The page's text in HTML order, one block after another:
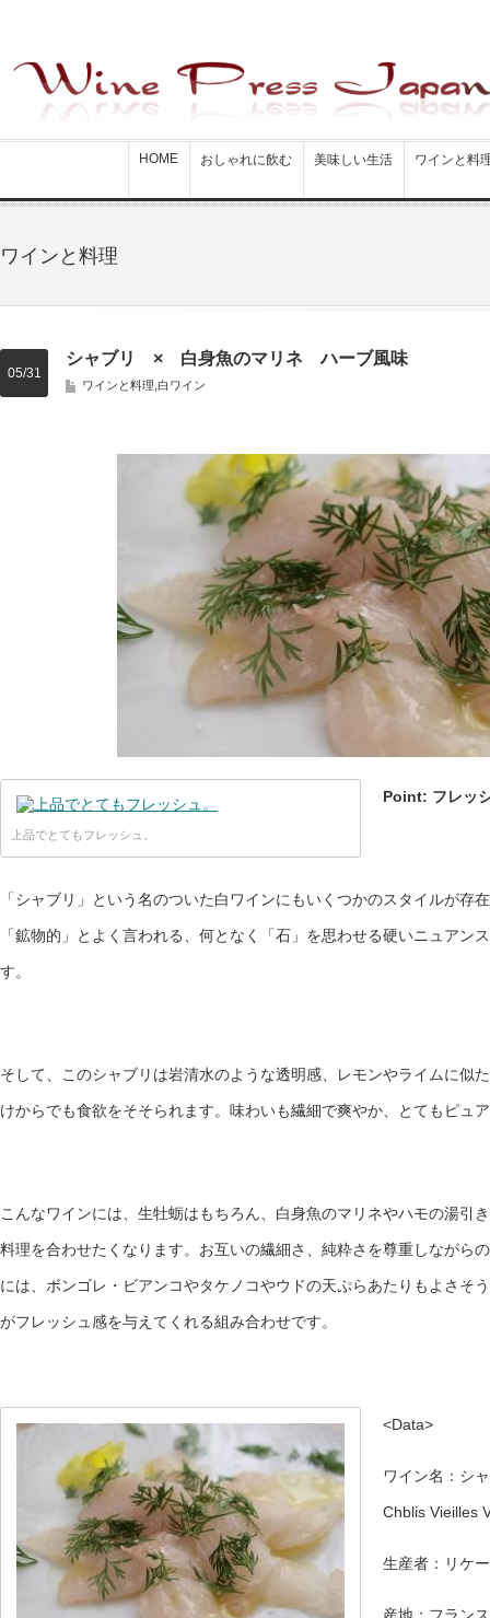
HOME おしゃれに飲む 美味しい生活 ワインと料
ワインと料理
シャブリ × 白身魚のマリネ ハーブ風味
ワインと料理 白ワイン
05/31
上品でとてもフレッシュ。
Point: フレッ
「シャブリ」という名のついた白ワインにもいくつかのスタイルが存
「鉱物的」とよく言われる、何となく「石」を思わせる硬いニュアン
す。
そして、このシャブリは岩清水のような透明感、レモンやライムに似
けからでも食欲をそそられます。味わいも繊細で爽やか、とてもピュ
こんなワインには、生牡蛎はもちろん、白身魚のマリネやハモの湯引
料理を合わせたくなります。お互いの繊細さ、純粋さを尊重しながら
には、ボンゴレ・ビアンコやタケノコやウドの天ぷらあたりもよさそ
がフレッシュ感を与えてくれる組み合わせです。
<Data>
ワイン名：シ
Chblis Vieilles
生産者：リケ